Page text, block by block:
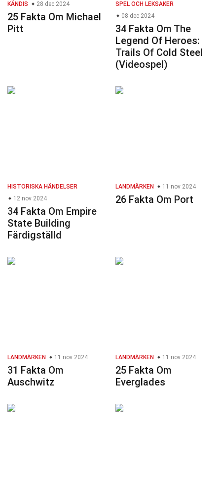
KÄNDIS 28 dec 2024
25 Fakta Om Michael
Pitt
SPEL OCH LEKSAKER
08 dec 2024
34 Fakta Om The
Legend Of Heroes:
Trails Of Cold Steel
(Videospel)
HISTORISKA HÄNDELSER
12 nov 2024
34 Fakta Om Empire
State Building
Färdigställd
LANDMÄRKEN 11 nov 2024
26 Fakta Om Port
LANDMÄRKEN 11 nov 2024
31 Fakta Om
Auschwitz
LANDMÄRKEN 11 nov 2024
25 Fakta Om
Everglades